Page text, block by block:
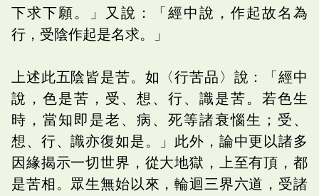
下求下願。」又說：「經中說，作起故名為
行，受陰作起是名求。」
上述此五陰皆是苦。如〈行苦品〉說：「經中
說，色是苦，受、想、行、識是苦。若色生
時，當知即是老、病、死等諸衰惱生；受、
想、行、識亦復如是。」此外，論中更以諸多
因緣揭示一切世界，從大地獄，上至有頂，都
是苦相。眾生無始以來，輪迴三界六道，受諸